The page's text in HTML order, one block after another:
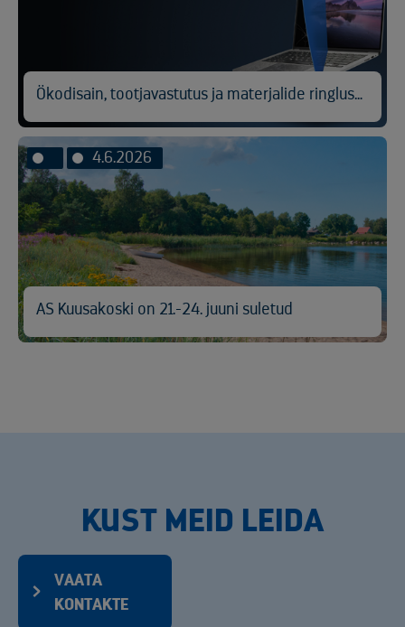
4.6.2026
AS Kuusakoski on 21.-24. juuni suletud
KUST MEID LEIDA
VAATA
KONTAKTE